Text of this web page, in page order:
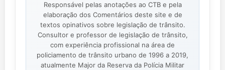
Responsável pelas anotações ao CTB e pela
elaboração dos Comentários deste site e de
textos opinativos sobre legislação de trânsito.
Consultor e professor de legislação de trânsito,
com experiência profissional na área de
policiamento de trânsito urbano de 1996 a 2019,
atualmente Major da Reserva da Polícia Militar